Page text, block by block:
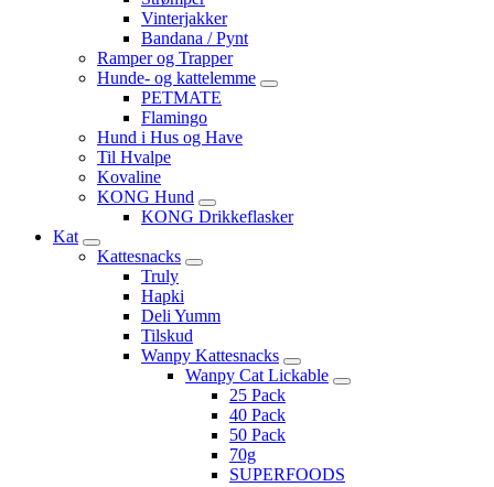
Vinterjakker
Bandana / Pynt
Ramper og Trapper
Hunde- og kattelemme
PETMATE
Flamingo
Hund i Hus og Have
Til Hvalpe
Kovaline
KONG Hund
KONG Drikkeflasker
Kat
Kattesnacks
Truly
Hapki
Deli Yumm
Tilskud
Wanpy Kattesnacks
Wanpy Cat Lickable
25 Pack
40 Pack
50 Pack
70g
SUPERFOODS